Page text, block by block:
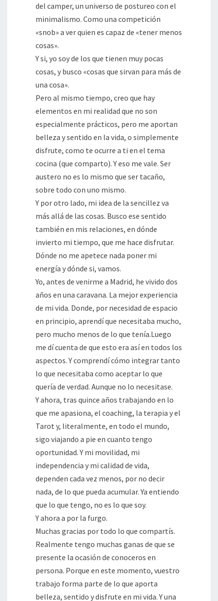
del camper, un universo de postureo con el
minimalismo. Como una competición
«snob» a ver quien es capaz de «tener menos
cosas».
Y si, yo soy de los que tienen muy pocas
cosas, y busco «cosas que sirvan para más de
una cosa».
Pero al mismo tiempo, creo que hay
elementos en mi realidad que no son
especialmente prácticos, pero me aportan
belleza y sentido en la vida, o simplemente
disfrute, como te ocurre a ti en el tema
cocina (que comparto). Y eso me vale. Ser
austero no es lo mismo que ser tacaño,
sobre todo con uno mismo.
Y por otro lado, mi idea de la sencillez va
más allá de las cosas. Busco ese sentido
también en mis relaciones, en dónde
invierto mi tiempo, que me hace disfrutar.
Dónde no me apetece nada poner mi
energía y dónde si, vamos.
Yo, antes de venirme a Madrid, he vivido dos
años en una caravana. La mejor experiencia
de mi vida. Donde, por necesidad de espacio
en principio, aprendí que necesitaba mucho,
pero mucho menos de lo que tenía.Luego
me dí cuenta de que esto era así en todos los
aspectos. Y comprendí cómo integrar tanto
lo que necesitaba como aceptar lo que
quería de verdad. Aunque no lo necesitase.
Y ahora, tras quince años trabajando en lo
que me apasiona, el coaching, la terapia y el
Tarot y, literalmente, en todo el mundo,
sigo viajando a pie en cuanto tengo
oportunidad. Y mi movilidad, mi
independencia y mi calidad de vida,
dependen cada vez menos, por no decir
nada, de lo que pueda acumular. Ya entiendo
que lo que tengo, no es lo que soy.
Y ahora a por la furgo.
Muchas gracias por todo lo que compartís.
Realmente tengo muchas ganas de que se
presente la ocasión de conoceros en
persona. Porque en este momento, vuestro
trabajo forma parte de lo que aporta
belleza, sentido y disfrute en mi vida. Y una